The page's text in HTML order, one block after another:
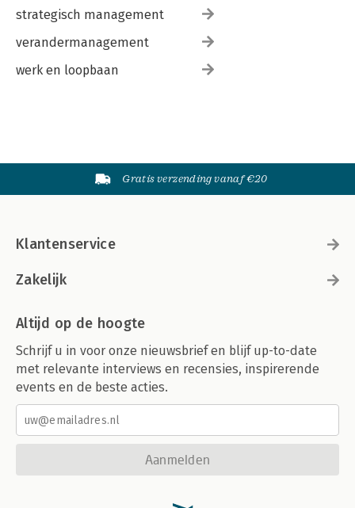
strategisch management
verandermanagement
werk en loopbaan
Gratis verzending vanaf €20
Klantenservice
Zakelijk
Altijd op de hoogte
Schrijf u in voor onze nieuwsbrief en blijf up-to-date
met relevante interviews en recensies, inspirerende
events en de beste acties.
Aanmelden